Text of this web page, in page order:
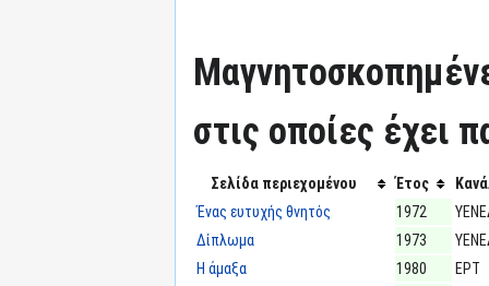
στις οποίες έχει
Σελίδα περιεχομένου Έτος
Ένας ευτυχής θνητός
1972
Δίπλωμα
1973
Η άμαξα
1980
ΕΡΤ